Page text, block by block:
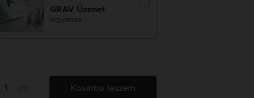
GRAV Üzenet
ingyenes
Kosárba teszem